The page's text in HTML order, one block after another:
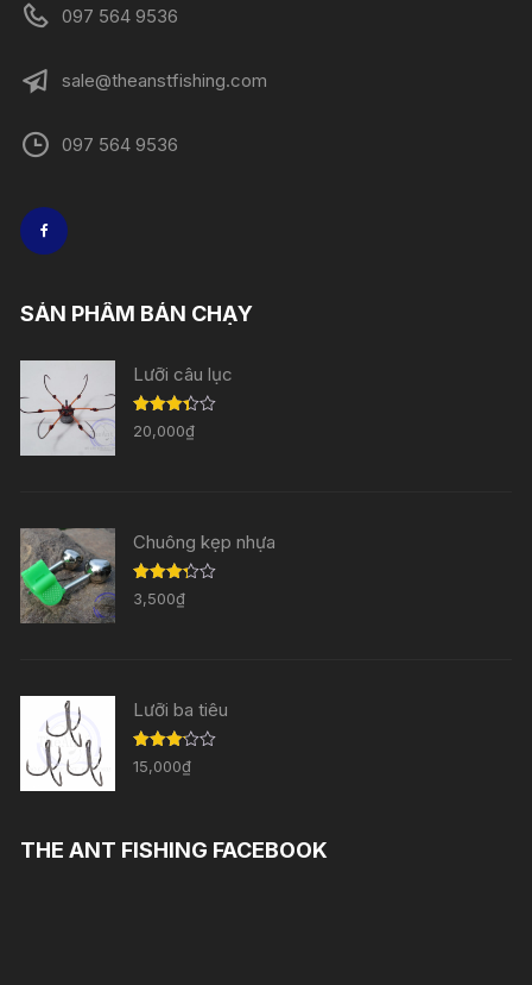
097 564 9536
sale@theanstfishing.com
097 564 9536
SẢN PHẨM BÁN CHẠY
Lưỡi câu lục
Được
xếp
20,000₫
Chuông kẹp nhựa
Được
xếp
3,500₫
Lưỡi ba tiêu
Được
xếp
15,000₫
THE ANT FISHING FACEBOOK